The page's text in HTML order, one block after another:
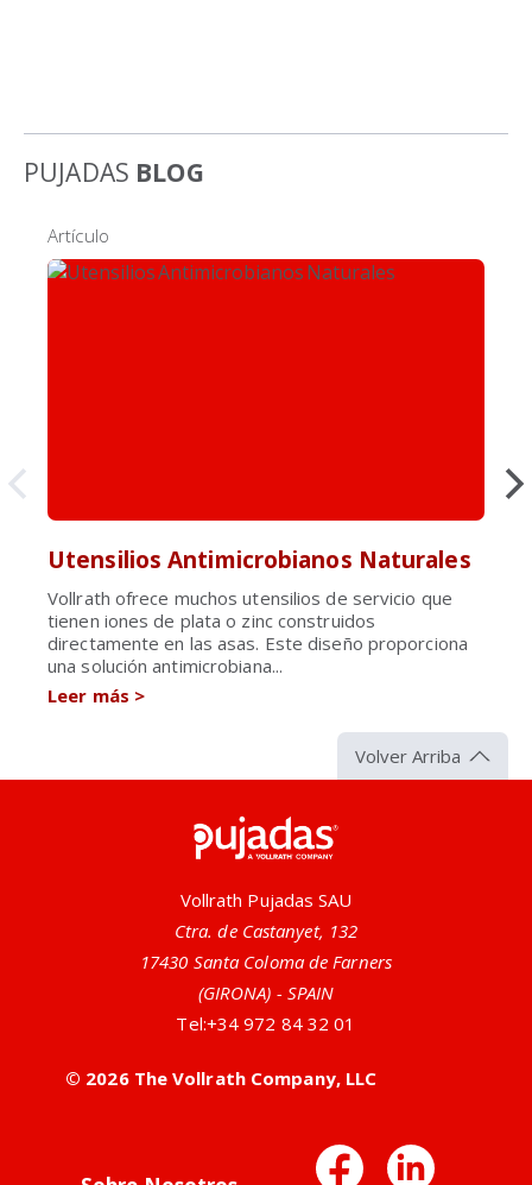
PUJADAS BLOG
Artículo
Utensilios Antimicrobianos Naturales
Vollrath ofrece muchos utensilios de servicio que
tienen iones de plata o zinc construidos
directamente en las asas. Este diseño proporciona
una solución antimicrobiana...
Leer más >
Volver Arriba
Vollrath Pujadas SAU
Ctra. de Castanyet, 132
17430 Santa Coloma de Farners
(GIRONA) - SPAIN
Tel:+34 972 84 32 01
© 2026 The Vollrath Company, LLC